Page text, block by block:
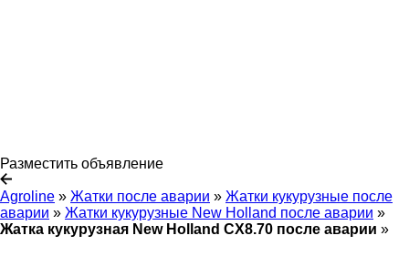
Разместить объявление
Agroline » Жатки после аварии » Жатки кукурузные после
аварии » Жатки кукурузные New Holland после аварии »
Жатка кукурузная New Holland CX8.70 после аварии »